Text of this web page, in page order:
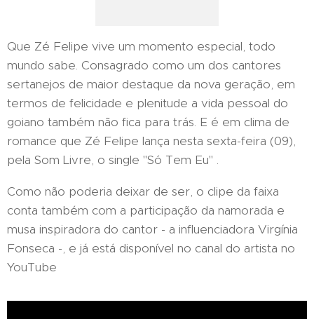
Que Zé Felipe vive um momento especial, todo
mundo sabe. Consagrado como um dos cantores
sertanejos de maior destaque da nova geração, em
termos de felicidade e plenitude a vida pessoal do
goiano também não fica para trás. E é em clima de
romance que Zé Felipe lança nesta sexta-feira (09),
pela Som Livre, o single "Só Tem Eu" .
Como não poderia deixar de ser, o clipe da faixa
conta também com a participação da namorada e
musa inspiradora do cantor - a influenciadora Virgínia
Fonseca -, e já está disponível no canal do artista no
YouTube